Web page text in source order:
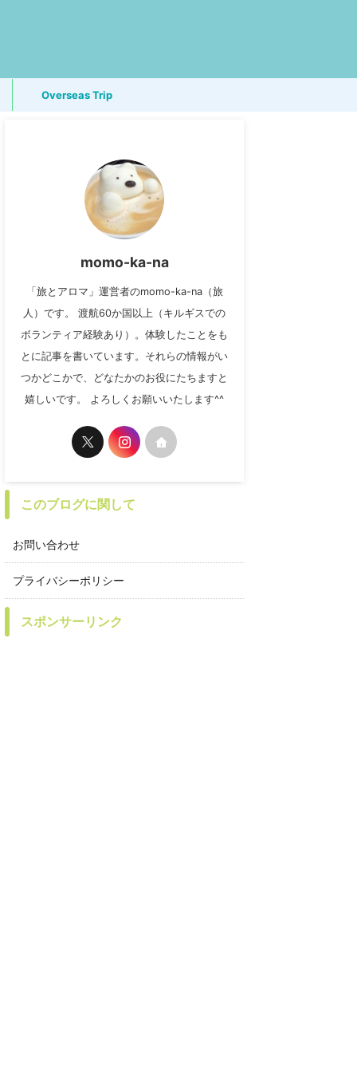
Overseas Trip
momo-ka-na
「旅とアロマ」運営者のmomo-ka-na（旅
人）です。 渡航60か国以上（キルギスでの
ボランティア経験あり）。体験したことをも
とに記事を書いています。それらの情報がい
つかどこかで、どなたかのお役にたちますと
嬉しいです。 よろしくお願いいたします^^
このブログに関して
お問い合わせ
プライバシーポリシー
スポンサーリンク